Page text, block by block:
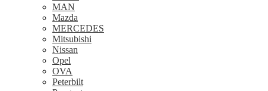
MAN
Mazda
MERCEDES
Mitsubishi
Nissan
Opel
OVA
Peterbilt